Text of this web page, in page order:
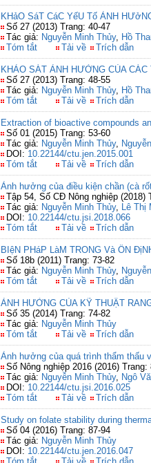
KHảO SáT CáC YếU Tố ẢNH
Số 27 (2013) Trang: 40-47
Tác giả: Nguyễn Minh Thủy, Hồ
Tóm tắt
Tải về Trích dẫn
KHẢO SÁT ẢNH HƯỞNG CỦA
Số 27 (2013) Trang: 48-55
Tác giả: Nguyễn Minh Thủy, Hồ
Tóm tắt
Tải về Trích dẫn
Extraction of bioactive compounds
Số 01 (2015) Trang: 53-60
Tác giả: Nguyễn Minh Thủy,
DOI: 10.22144/ctu.jen.2015.001
Tóm tắt
Tải về Trích dẫn
Ảnh hưởng của điều kiện chần (cà
Tập 54, Số CĐ Nông nghiệp (2018)
Tác giả: Nguyễn Minh Thủy, Lê Thị
DOI: 10.22144/ctu.jsi.2018.066
Tóm tắt
Tải về Trích dẫn
BIệN PHáP LàM TRONG Và ỔN
Số 18b (2011) Trang: 73-82
Tác giả: Nguyễn Minh Thủy,
Tóm tắt
Tải về Trích dẫn
ẢNH HƯỞNG CỦA KỸ THUẬT
Số 35 (2014) Trang: 74-82
Tác giả: Nguyễn Minh Thủy
Tóm tắt
Tải về Trích dẫn
Ảnh hưởng của quá trình thẩm thấu
Số Nông nghiệp 2016 (2016) Trang:
Tác giả: Nguyễn Minh Thủy, Ngô
DOI: 10.22144/ctu.jsi.2016.025
Tóm tắt
Tải về Trích dẫn
Study on folate stability during
Số 04 (2016) Trang: 87-94
Tác giả: Nguyễn Minh Thủy
DOI: 10.22144/ctu.jen.2016.047